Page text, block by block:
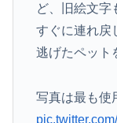
ど、旧絵文字
すぐに連れ戻
逃げたペット
写真は最も使